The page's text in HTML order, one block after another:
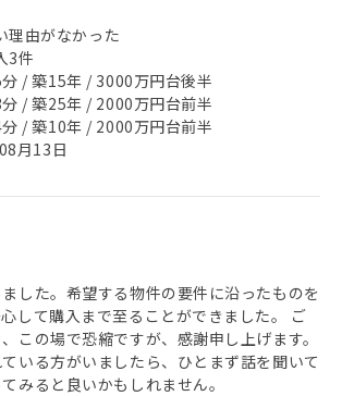
理由がなかった
3件
/ 築15年 / 3000万円台後半
/ 築25年 / 2000万円台前半
/ 築10年 / 2000万円台前半
月13日
した。希望する物件の要件に沿ったものを
して購入まで至ることができました。 ご
この場で恐縮ですが、感謝申し上げます。
いる方がいましたら、ひとまず話を聞いて
みると良いかもしれません。